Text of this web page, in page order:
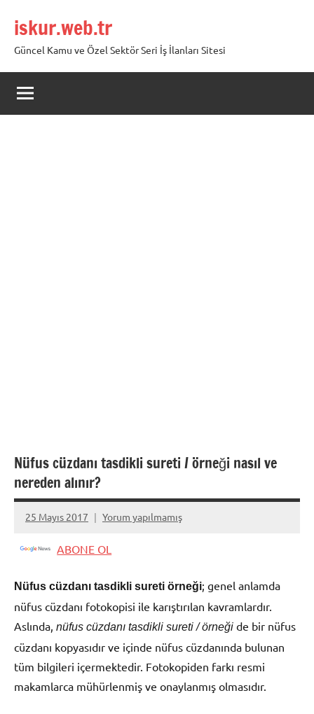
geçiskur.web.tr
Güncel Kamu ve Özel Sektör Seri İş İlanları Sitesi
Nüfus cüzdanı tasdikli sureti / örneği nasıl ve
nereden alınır?
25 Mayıs 2017
admin
Yorum yapılmamış
ABONE OL
Nüfus cüzdanı tasdikli sureti örneği; genel anlamda
nüfus cüzdanı fotokopisi ile karıştırılan kavramlardır.
Aslında, nüfus cüzdanı tasdikli sureti / örneği de bir nüfus
cüzdanı kopyasıdır ve içinde nüfus cüzdanında bulunan
tüm bilgileri içermektedir. Fotokopiden farkı resmi
makamlarca mühürlenmiş ve onaylanmış olmasıdır.